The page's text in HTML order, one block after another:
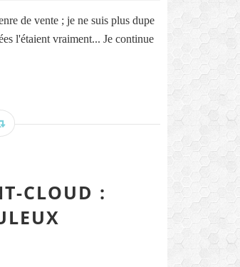
de vente ; je ne suis plus dupe
l'étaient vraiment... Je continue
CLOUD :